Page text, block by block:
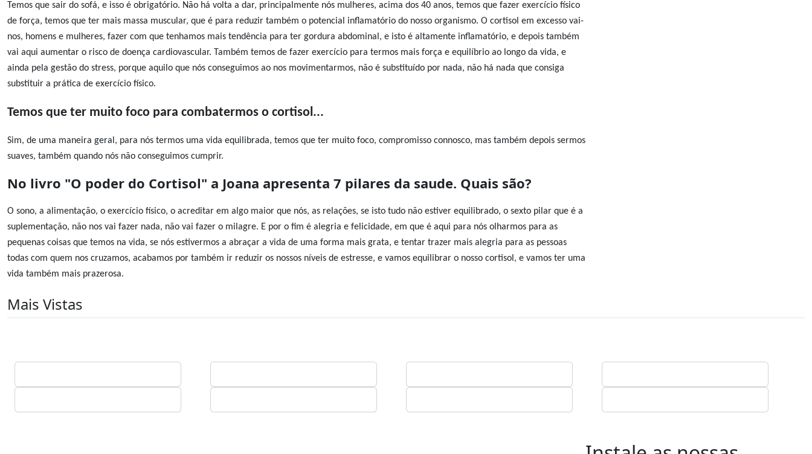
Temos que sair do sofá, e isso é obrigatório. Não há volta a dar, principalmente nós mulheres, acima dos 40 anos, temos que fazer exercício físico
de força, temos que ter mais massa muscular, que é para reduzir também o potencial inflamatório do nosso organismo. O cortisol em excesso vai-
nos, homens e mulheres, fazer com que tenhamos mais tendência para ter gordura abdominal, e isto é altamente inflamatório, e depois também
vai aqui aumentar o risco de doença cardiovascular. Também temos de fazer exercício para termos mais força e equilíbrio ao longo da vida, e
ainda pela gestão do stress, porque aquilo que nós conseguimos ao nos movimentarmos, não é substituído por nada, não há nada que consiga
substituir a prática de exercício físico.
Temos que ter muito foco para combatermos o cortisol...
Sim, de uma maneira geral, para nós termos uma vida equilibrada, temos que ter muito foco, compromisso connosco, mas também depois sermos
suaves, também quando nós não conseguimos cumprir.
No livro "O poder do Cortisol" a Joana apresenta 7 pilares da saude. Quais são?
O sono, a alimentação, o exercício físico, o acreditar em algo maior que nós, as relações, se isto tudo não estiver equilibrado, o sexto pilar que é a
suplementação, não nos vai fazer nada, não vai fazer o milagre. E por o fim é alegria e felicidade, em que é aqui para nós olharmos para as
pequenas coisas que temos na vida, se nós estivermos a abraçar a vida de uma forma mais grata, e tentar trazer mais alegria para as pessoas
todas com quem nos cruzamos, acabamos por também ir reduzir os nossos níveis de estresse, e vamos equilibrar o nosso cortisol, e vamos ter uma
vida também mais prazerosa.
Mais Vistas